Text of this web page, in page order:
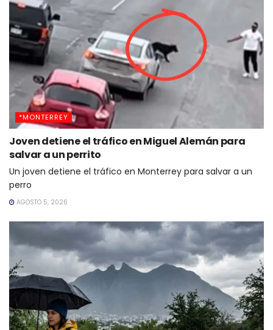
*MONTERREY
Joven detiene el tráfico en Miguel Alemán para
salvar a un perrito
Un joven detiene el tráfico en Monterrey para salvar a un
perro
AGOSTO 5, 2026